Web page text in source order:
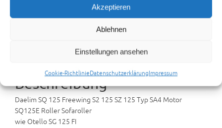
Akzeptieren
Ablehnen
Einstellungen ansehen
Cookie-RichtlinieDatenschutzerklärungImpressum
TEILETRÄGER
Rezensionen (0)
Preisvorschlag senden
Beschreibung
Daelim SQ 125 Freewing S2 125 SZ 125 Typ SA4 Motor
SQ125E Roller Sofaroller
wie Otello SG 125 FI